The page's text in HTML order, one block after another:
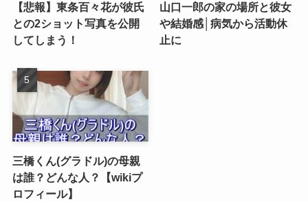
【悲報】東条百々花が彼氏
との2ショット写真を公開
してしまう！
山口一郎の家の場所と彼女
や結婚感│病気から活動休
止に
三橋くん(グラドル)の母親
は誰？どんな人？【wikiプ
ロフィール】